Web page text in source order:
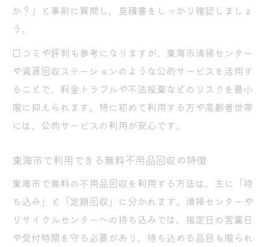
か？」と事前に質問し、見積書をしっかり確認しましょ
う。
口コミや評判も参考になりますが、東海市清掃センター
や資源回収ステーションのような公的サービスを活用す
ることで、料金トラブルや不法投棄などのリスクを最小
限に抑えられます。特に初めて利用する方や高齢者世帯
には、公的サービスの利用が安心です。
東海市で利用できる無料不用品回収の特徴
東海市で無料の不用品回収を利用する方法は、主に「持
ち込み」と「定期回収」に分かれます。清掃センターや
リサイクルセンターへの持ち込みでは、指定日の営業日
や受付時間を守る必要があり、持ち込める品目も限られ